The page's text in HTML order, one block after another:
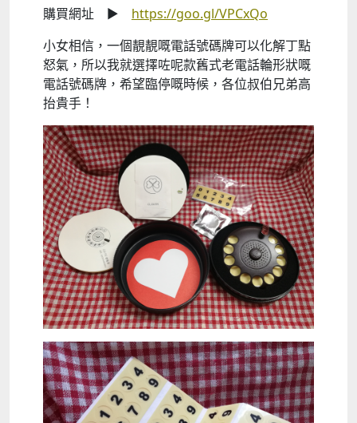
購買網址 ► https://goo.gl/VPCxQo
小女相信，一個靚靚嘅電話號碼牌可以化解丁點
怒氣，所以我就選擇咗呢款舊式老電話輪形狀嘅
電話號碼牌，希望臨停嘅時候，各位叔伯兄弟高
抬貴手！